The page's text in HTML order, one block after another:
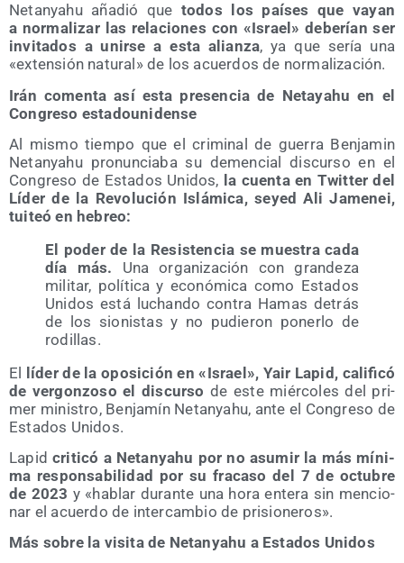
Netan­yahu aña­dió que todos los paí­ses que vayan
a nor­ma­li­zar las rela­cio­nes con «Israel» debe­rían ser
invi­ta­dos a unir­se a esta alian­za, ya que sería una
«exten­sión natu­ral» de los acuer­dos de normalización.
Irán comen­ta así esta pre­sen­cia de Neta­yahu en el
Con­gre­so estadounidense
Al mis­mo tiem­po que el cri­mi­nal de gue­rra Ben­ja­min
Netan­yahu pro­nun­cia­ba su demen­cial dis­cur­so en el
Con­gre­so de Esta­dos Uni­dos, la cuen­ta en Twit­ter del
Líder de la Revo­lu­ción Islá­mi­ca, seyed Ali Jame­nei,
tui­teó en hebreo:
El poder de la Resis­ten­cia se mues­tra cada
día más. Una orga­ni­za­ción con gran­de­za
mili­tar, polí­ti­ca y eco­nó­mi­ca como Esta­dos
Uni­dos está luchan­do con­tra Hamas detrás
de los sio­nis­tas y no pudie­ron poner­lo de
rodillas.
El líder de la opo­si­ción en «Israel», Yair Lapid, cali­fi­có
de ver­gon­zo­so el dis­cur­so de este miér­co­les del pri­
mer minis­tro, Ben­ja­mín Netan­yahu, ante el Con­gre­so de
Esta­dos Unidos.
Lapidcri­ti­có a Netan­yahu por no asu­mir la más míni­
ma res­pon­sa­bi­li­dad por su fra­ca­so del 7 de octu­bre
de 2023 y «hablar duran­te una hora ente­ra sin men­cio­
nar el acuer­do de inter­cam­bio de prisioneros».
Más sobre la visi­ta de Netan­yahu a Esta­dos Unidos